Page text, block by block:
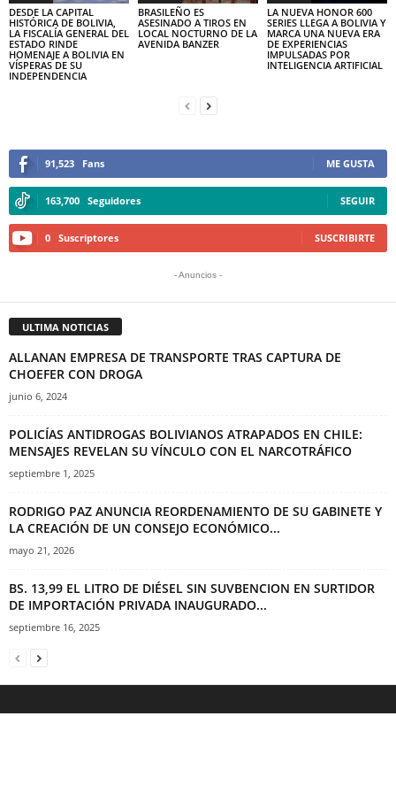
DESDE LA CAPITAL
HISTÓRICA DE BOLIVIA,
LA FISCALÍA GENERAL DEL
ESTADO RINDE
HOMENAJE A BOLIVIA EN
VÍSPERAS DE SU
INDEPENDENCIA
BRASILEÑO ES
ASESINADO A TIROS EN
LOCAL NOCTURNO DE LA
AVENIDA BANZER
LA NUEVA HONOR 600
SERIES LLEGA A BOLIVIA Y
MARCA UNA NUEVA ERA
DE EXPERIENCIAS
IMPULSADAS POR
INTELIGENCIA ARTIFICIAL
91,523 Fans ME GUSTA
163,700 Seguidores SEGUIR
0 Suscriptores SUSCRIBIRTE
- Anuncios -
ULTIMA NOTICIAS
ALLANAN EMPRESA DE TRANSPORTE TRAS CAPTURA DE
CHOEFER CON DROGA
junio 6, 2024
POLICÍAS ANTIDROGAS BOLIVIANOS ATRAPADOS EN CHILE:
MENSAJES REVELAN SU VÍNCULO CON EL NARCOTRÁFICO
septiembre 1, 2025
RODRIGO PAZ ANUNCIA REORDENAMIENTO DE SU GABINETE Y
LA CREACIÓN DE UN CONSEJO ECONÓMICO...
mayo 21, 2026
BS. 13,99 EL LITRO DE DIÉSEL SIN SUVBENCION EN SURTIDOR
DE IMPORTACIÓN PRIVADA INAUGURADO...
septiembre 16, 2025